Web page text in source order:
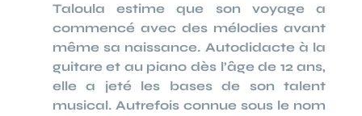
Taloula estime que son voyage a
commencé avec des mélodies avant
même sa naissance. Autodidacte à la
guitare et au piano dès l’âge de 12 ans,
elle a jeté les bases de son talent
musical. Autrefois connue sous le nom